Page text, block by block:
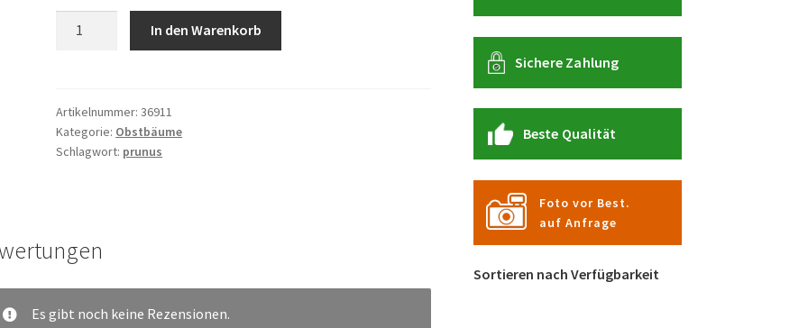
Nancy'
Menge
In den Warenkorb
Artikelnummer:36911
Kategorie: Obstbäume
Schlagwort: prunus
Es gibt noch keine Rezensionen.
Sichere Zahlung
Beste Qualität
Foto vor Best.
auf Anfrage
Sortieren nach Verfügbarkeit